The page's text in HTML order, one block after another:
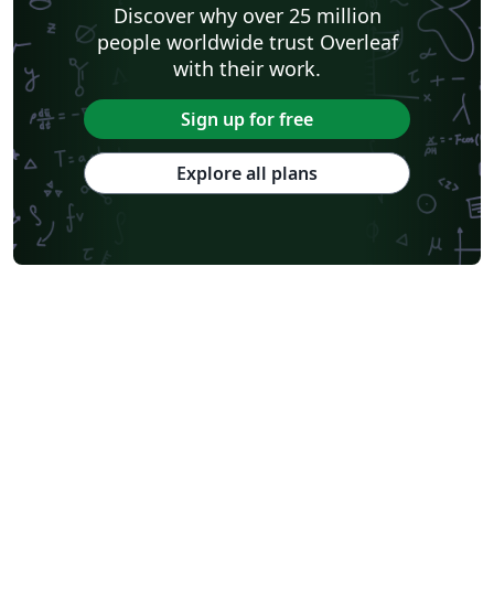
Discover why over 25 million
people worldwide trust Overleaf
with their work.
Sign up for free
Explore all plans